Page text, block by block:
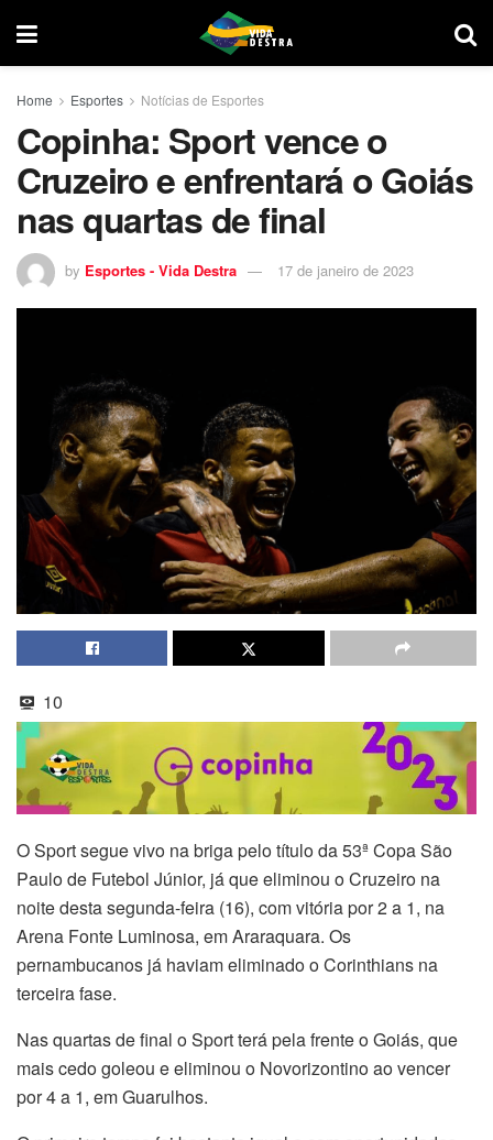
Home Esportes Notícias de Esportes
Copinha: Sport vence o
Cruzeiro e enfrentará o Goiás
nas quartas de final
by Esportes - Vida Destra 17 de janeiro de 2023
10
O Sport segue vivo na briga pelo título da 53ª Copa São
Paulo de Futebol Júnior, já que eliminou o Cruzeiro na
noite desta segunda-feira (16), com vitória por 2 a 1, na
Arena Fonte Luminosa, em Araraquara. Os
pernambucanos já haviam eliminado o Corinthians na
terceira fase.
Nas quartas de final o Sport terá pela frente o Goiás, que
mais cedo goleou e eliminou o Novorizontino ao vencer
por 4 a 1, em Guarulhos.